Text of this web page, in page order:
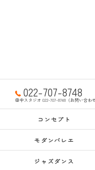
022-707-8748
田中スタジオ 022-707-8748（お問い合わ
コンセプト
モダンバレエ
ジャズダンス